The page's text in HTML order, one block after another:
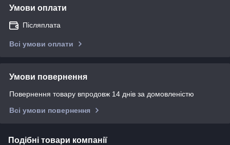
Умови оплати
Післяплата
Всі умови оплати
Умови повернення
Повернення товару впродовж 14 днів за домовленістю
Всі умови повернення
Подібні товари компанії